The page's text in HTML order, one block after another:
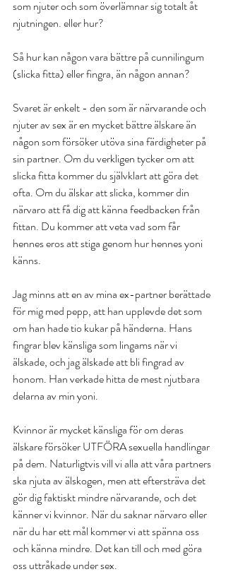
som njuter och som överlämnar sig totalt åt
njutningen. eller hur?
Så hur kan någon vara bättre på cunnilingum
(slicka fitta) eller fingra, än någon annan?
Svaret är enkelt - den som är närvarande och
njuter av sex är en mycket bättre älskare än
någon som försöker utöva sina färdigheter på
sin partner. Om du verkligen tycker om att
slicka fitta kommer du självklart att göra det
ofta. Om du älskar att slicka, kommer din
närvaro att få dig att känna feedbacken från
fittan. Du kommer att veta vad som får
hennes eros att stiga genom hur hennes yoni
känns.
Jag minns att en av mina ex-partner berättade
för mig med pepp, att han upplevde det som
om han hade tio kukar på händerna. Hans
fingrar blev känsliga som lingams när vi
älskade, och jag älskade att bli fingrad av
honom. Han verkade hitta de mest njutbara
delarna av min yoni.
Kvinnor är mycket känsliga för om deras
älskare försöker UTFÖRA sexuella handlingar
på dem. Naturligtvis vill vi alla att våra partners
ska njuta av älskogen, men att eftersträva det
gör dig faktiskt mindre närvarande, och det
känner vi kvinnor. När du saknar närvaro eller
när du har ett mål kommer vi att spänna oss
och känna mindre. Det kan till och med göra
oss uttråkade under sex.